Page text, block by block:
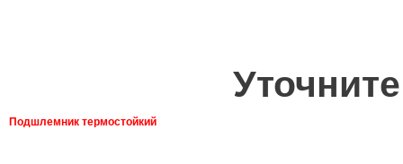
Подшлемник термостойкий